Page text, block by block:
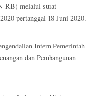
RB) melalui surat
pertanggal 18 Juni 2020.
Intern Pemerintah
dan Pembangunan